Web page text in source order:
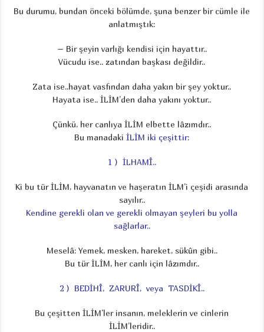
Bu durumu, bundan önceki bölümde, şuna benzer bir cümle ile
anlatmıştık:
– Bir şeyin varlığı kendisi için hayattır..
Vücudu ise.. zatından başkası değildir..
Zata ise..hayat vasfından daha yakın bir şey yoktur..
Hayata ise.. İLİM’den daha yakını yoktur..
Çünkü, her canlıya İLİM elbette lâzımdır..
Bu manadakiİLİM iki çeşittir:
1 ) İLHAMÎ..
Ki bu tür İLİM, hayvanatın ve haşeratın İLM’i çeşidi arasında
sayılır..
Kendine gerekli olan ve gerekli olmayan şeyleri bu yolla
sağlarlar..
Meselâ: Yemek, mesken, hareket, sükûn gibi..
Bu tür İLİM, her canlı için lâzımdır..
2 ) BEDİHÎ, ZARURÎ, veya TASDİKÎ..
Bu çeşitten İLİM’ler insanın, meleklerin ve cinlerin
İLİM’leridir..